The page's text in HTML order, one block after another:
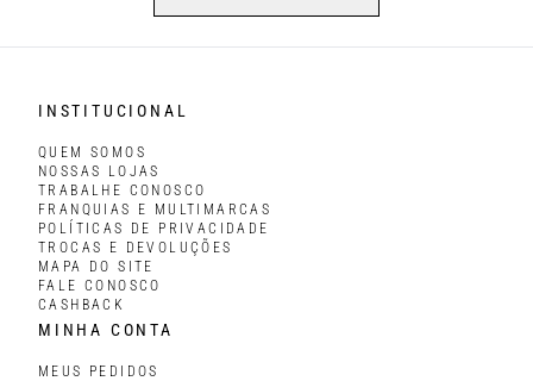
INSTITUCIONAL
QUEM SOMOS
NOSSAS LOJAS
TRABALHE CONOSCO
FRANQUIAS E MULTIMARCAS
POLÍTICAS DE PRIVACIDADE
TROCAS E DEVOLUÇÕES
MAPA DO SITE
FALE CONOSCO
CASHBACK
MINHA CONTA
MEUS PEDIDOS